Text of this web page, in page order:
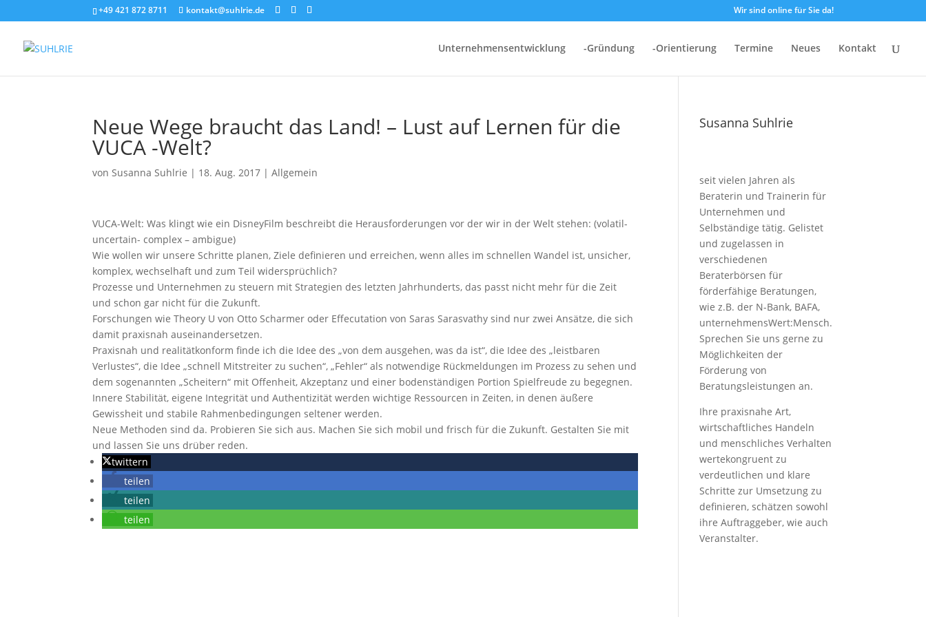
+49 421 872 8711 kontakt@suhlrie.de Wir sind online für Sie da!
Unternehmensentwicklung -Gründung -Orientierung Termine Neues Kontakt
Neue Wege braucht das Land! – Lust auf Lernen für die
VUCA -Welt?
vonSusanna Suhlrie | 18. Aug. 2017 |Allgemein
VUCA-Welt: Was klingt wie ein DisneyFilm beschreibt die Herausforderungen vor der wir in der Welt stehen: (volatil-
uncertain- complex – ambigue)
Wie wollen wir unsere Schritte planen, Ziele definieren und erreichen, wenn alles im schnellen Wandel ist, unsicher,
komplex, wechselhaft und zum Teil widersprüchlich?
Prozesse und Unternehmen zu steuern mit Strategien des letzten Jahrhunderts, das passt nicht mehr für die Zeit
und schon gar nicht für die Zukunft.
Forschungen wie Theory U von Otto Scharmer oder Effecutation von Saras Sarasvathy sind nur zwei Ansätze, die sich
damit praxisnah auseinandersetzen.
Praxisnah und realitätkonform finde ich die Idee des „von dem ausgehen, was da ist“, die Idee des „leistbaren
Verlustes“, die Idee „schnell Mitstreiter zu suchen“, „Fehler“ als notwendige Rückmeldungen im Prozess zu sehen und
dem sogenannten „Scheitern“ mit Offenheit, Akzeptanz und einer bodenständigen Portion Spielfreude zu begegnen.
Innere Stabilität, eigene Integrität und Authentizität werden wichtige Ressourcen in Zeiten, in denen äußere
Gewissheit und stabile Rahmenbedingungen seltener werden.
Neue Methoden sind da. Probieren Sie sich aus. Machen Sie sich mobil und frisch für die Zukunft. Gestalten Sie mit
und lassen Sie uns drüber reden.
twittern
teilen
teilen
teilen
Susanna Suhlrie
seit vielen Jahren als
Beraterin und Trainerin für
Unternehmen und
Selbständige tätig. Gelistet
und zugelassen in
verschiedenen
Beraterbörsen für
förderfähige Beratungen,
wie z.B. der N-Bank, BAFA,
unternehmensWert:Mensch.
Sprechen Sie uns gerne zu
Möglichkeiten der
Förderung von
Beratungsleistungen an.
Ihre praxisnahe Art,
wirtschaftliches Handeln
und menschliches Verhalten
wertekongruent zu
verdeutlichen und klare
Schritte zur Umsetzung zu
definieren, schätzen sowohl
ihre Auftraggeber, wie auch
Veranstalter.